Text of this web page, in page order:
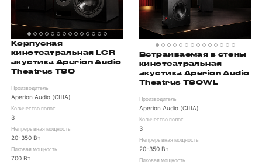
Корпусная
кинотеатральная LCR
акустика Aperion Audio
Theatrus T80
Производитель
Aperion Audio (США)
Количество полос
3
Непрерывная мощность
20-350 Вт
Пиковая мощность
700 Вт
Встраиваемая в стены
кинотеатральная
акустика Aperion Audio
Theatrus T80WL
Производитель
Aperion Audio (США)
Количество полос
3
Непрерывная мощность
20-350 Вт
Пиковая мощность